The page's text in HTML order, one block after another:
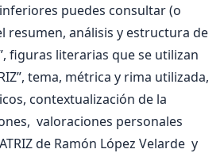
puedes consultar (o
resumen, análisis y estructura de
figuras literarias que se utilizan
tema, métrica y rima utilizada,
contextualización de la
valoraciones personales
de Ramón López Velarde y